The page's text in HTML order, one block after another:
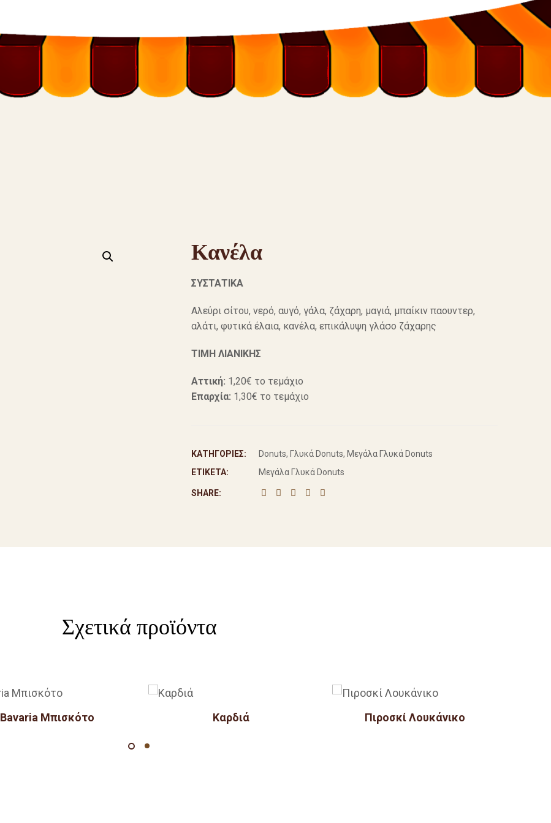
Κανέλα
ΣΥΣΤΑΤΙΚΑ
Αλεύρι σίτου, νερό, αυγό, γάλα, ζάχαρη, μαγιά, μπαίκιν παουντερ,
αλάτι, φυτικά έλαια, κανέλα, επικάλυψη γλάσο ζάχαρης
ΤΙΜΗ ΛΙΑΝΙΚΗΣ
Αττική: 1,20€ το τεμάχιο
Επαρχία: 1,30€ το τεμάχιο
ΚΑΤΗΓΟΡΊΕΣ: Donuts, Γλυκά Donuts, Μεγάλα Γλυκά Donuts
ΕΤΙΚΈΤΑ:
Μεγάλα Γλυκά Donuts
SHARE:
Σχετικά προϊόντα
Bavaria Μπισκότο Καρδιά Πιροσκί Λουκάνικο